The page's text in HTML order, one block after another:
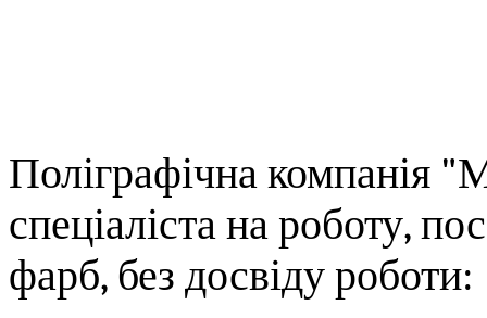
Поліграфічна компанія "
спеціаліста на роботу,
фарб, без досвіду роботи: